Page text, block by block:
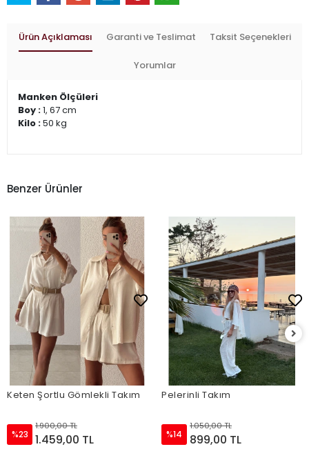
Ürün Açıklaması Garanti ve Teslimat Taksit Seçenekleri
Yorumlar
Manken Ölçüleri
Boy :1, 67 cm
Kilo :50 kg
Benzer Ürünler
Keten Şortlu Gömlekli Takım
%23
1.900,00 TL
1.459,00 TL
Pelerinli Takım
%14
1.050,00 TL
899,00 TL